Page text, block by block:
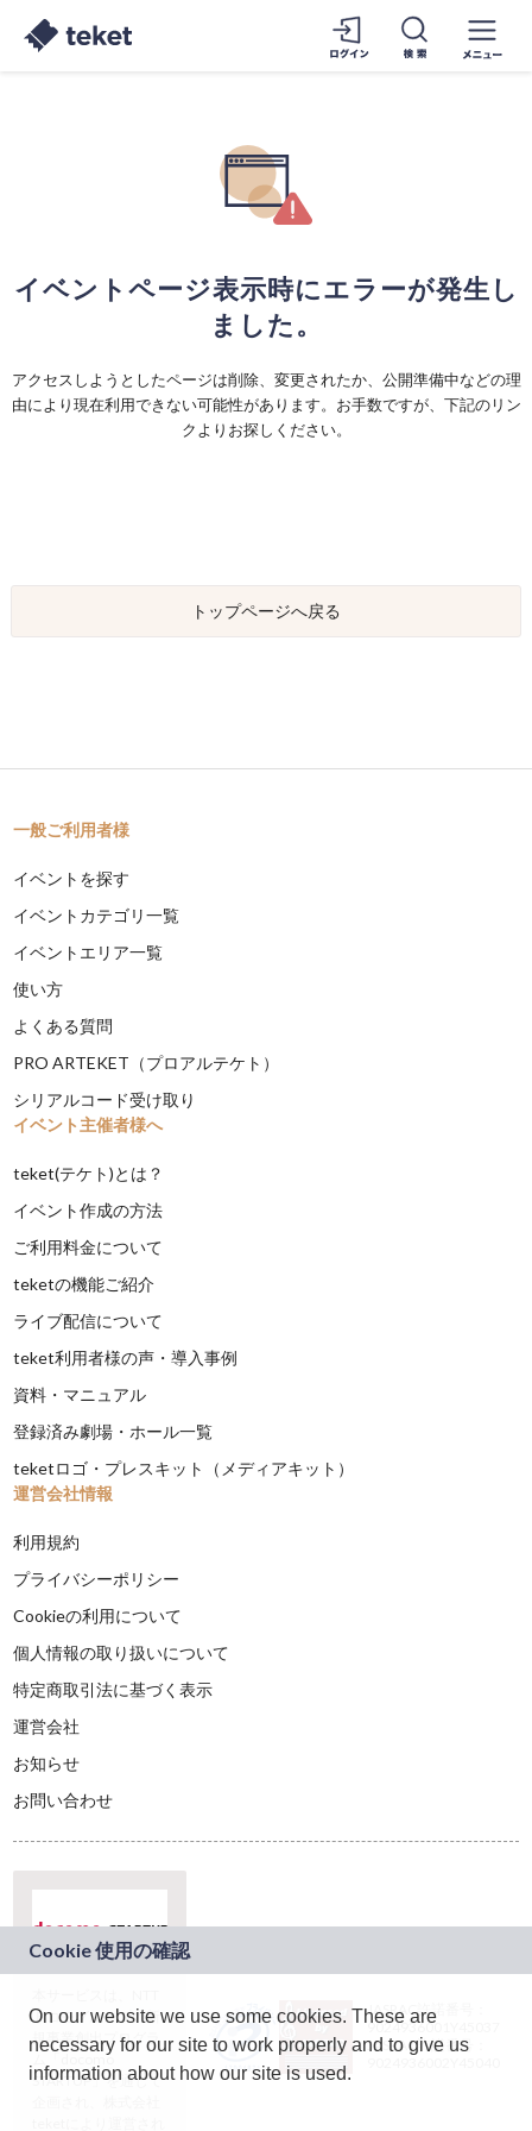
イベントページ表示時にエラーが発生し
ました。
アクセスしようとしたページは削除、変更されたか、公開準備中などの理
由により現在利用できない可能性があります。お手数ですが、下記のリン
クよりお探しください。
トップページへ戻る
一般ご利用者様
イベントを探す
イベントカテゴリ一覧
イベントエリア一覧
使い方
よくある質問
PRO ARTEKET（プロアルテケト）
シリアルコード受け取り
イベント主催者様へ
teket(テケト)とは？
イベント作成の方法
ご利用料金について
teketの機能ご紹介
ライブ配信について
teket利用者様の声・導入事例
資料・マニュアル
登録済み劇場・ホール一覧
teketロゴ・プレスキット（メディアキット）
運営会社情報
利用規約
プライバシーポリシー
Cookieの利用について
個人情報の取り扱いについて
特定商取引法に基づく表示
運営会社
お知らせ
お問い合わせ
ドコモグループの新
規事業創出プログラ
ム「docomo
STARTUP」を通じて
JASRAC許諾番号：
9024936001Y45037
JASRAC許諾番号：
On our website we use some cookies. These are
necessary for our site to work properly and to give us
information about how our site is used.